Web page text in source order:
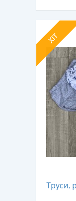
ХІТ
Труси,